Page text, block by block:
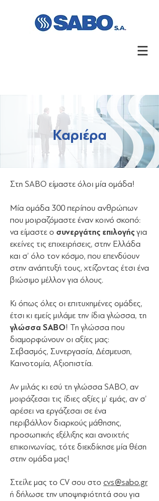
Καριέρα
Στη SABO είμαστε όλοι μία ομάδα!
Μία ομάδα 300 περίπου ανθρώπων
που μοιραζόμαστε έναν κοινό σκοπό:
να είμαστε ο συνεργάτης επιλογής για
εκείνες τις επιχειρήσεις, στην Ελλάδα
και σ’ όλο τον κόσμο, που επενδύουν
στην ανάπτυξή τους, χτίζοντας έτσι ένα
βιώσιμο μέλλον για όλους.
Κι όπως όλες οι επιτυχημένες ομάδες,
έτσι κι εμείς μιλάμε την ίδια γλώσσα, τη
γλώσσα SABO! Τη γλώσσα που
διαμορφώνουν οι αξίες μας:
Σεβασμός, Συνεργασία, Δέσμευση,
Καινοτομία, Αξιοπιστία.
Αν μιλάς κι εσύ τη γλώσσα SABO, αν
μοιράζεσαι τις ίδιες αξίες μ’ εμάς, αν σ’
αρέσει να εργάζεσαι σε ένα
περιβάλλον διαρκούς μάθησης,
προσωπικής εξέλιξης και ανοιχτής
επικοινωνίας, τότε διεκδίκησε μία θέση
στην ομάδα μας!
Στείλε μας το CV σου στο cvs@sabo.gr
ή δήλωσε την υποψηφιότητά σου για